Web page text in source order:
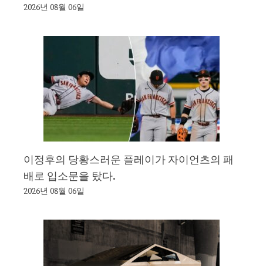
2026년 08월 06일
이정후의 당황스러운 플레이가 자이언츠의 패
배로 입소문을 탔다.
2026년 08월 06일